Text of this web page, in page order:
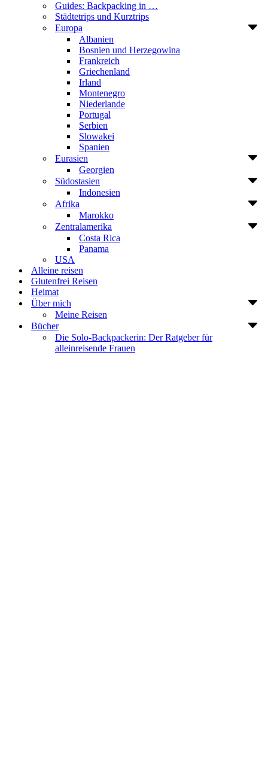
Guides: Backpacking in …
Städtetrips und Kurztrips
Europa
Albanien
Bosnien und Herzegowina
Frankreich
Griechenland
Irland
Montenegro
Niederlande
Portugal
Serbien
Slowakei
Spanien
Eurasien
Georgien
Südostasien
Indonesien
Afrika
Marokko
Zentralamerika
Costa Rica
Panama
USA
Alleine reisen
Glutenfrei Reisen
Heimat
Über mich
Meine Reisen
Bücher
Die Solo-Backpackerin: Der Ratgeber für
alleinreisende Frauen